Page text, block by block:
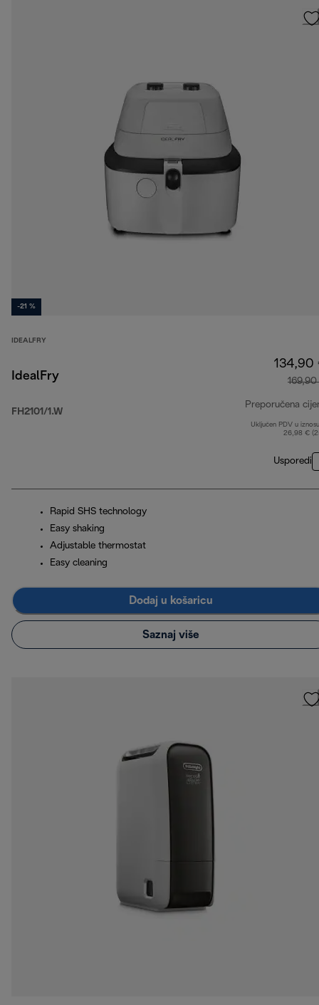
-21 %
IDEALFRY
IdealFry
FH2101/1.W
134,90
Preporučena
Uključen PDV u
26,98 €
Usporedi
Rapid SHS technology
Easy shaking
Adjustable thermostat
Easy cleaning
Dodaj u košaricu
Saznaj više